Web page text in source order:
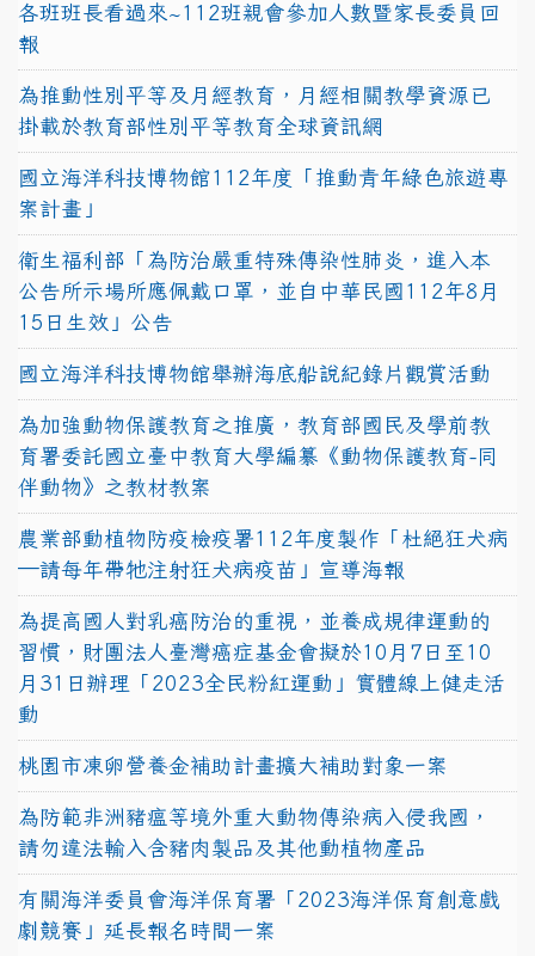
各班班長看過來~112班親會參加人數暨家長委員回
報
為推動性別平等及月經教育，月經相關教學資源已
掛載於教育部性別平等教育全球資訊網
國立海洋科技博物館112年度「推動青年綠色旅遊專
案計畫」
衛生福利部「為防治嚴重特殊傳染性肺炎，進入本
公告所示場所應佩戴口罩，並自中華民國112年8月
15日生效」公告
國立海洋科技博物館舉辦海底船說紀錄片觀賞活動
為加強動物保護教育之推廣，教育部國民及學前教
育署委託國立臺中教育大學編纂《動物保護教育-同
伴動物》之教材教案
農業部動植物防疫檢疫署112年度製作「杜絕狂犬病
—請每年帶牠注射狂犬病疫苗」宣導海報
為提高國人對乳癌防治的重視，並養成規律運動的
習慣，財團法人臺灣癌症基金會擬於10月7日至10
月31日辦理「2023全民粉紅運動」實體線上健走活
動
桃園市凍卵營養金補助計畫擴大補助對象一案
為防範非洲豬瘟等境外重大動物傳染病入侵我國，
請勿違法輸入含豬肉製品及其他動植物產品
有關海洋委員會海洋保育署「2023海洋保育創意戲
劇競賽」延長報名時間一案